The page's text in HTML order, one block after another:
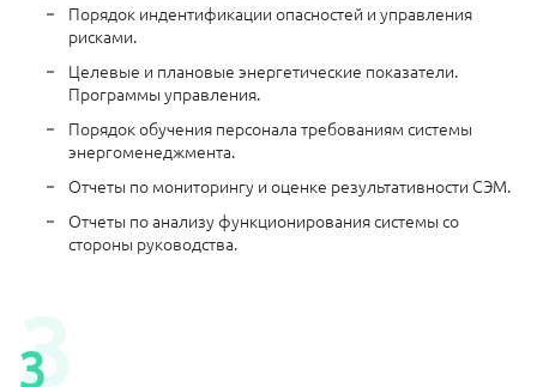
Порядок индентификации опасностей и управления
рисками.
Целевые и плановые энергетические показатели.
Программы управления.
Порядок обучения персонала требованиям системы
энергоменеджмента.
Отчеты по мониторингу и оценке результативности СЭМ.
Отчеты по анализу функционирования системы со
стороны руководства.